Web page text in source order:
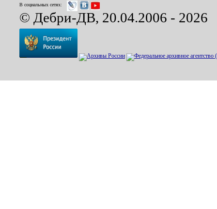
В социальных сетях:
© Дебри-ДВ, 20.04.2006 - 2026